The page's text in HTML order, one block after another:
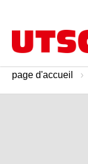
page d'accueil